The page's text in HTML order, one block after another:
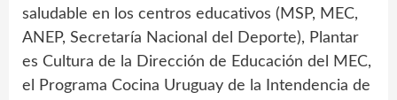
saludable en los centros educativos (MSP, MEC,
ANEP, Secretaría Nacional del Deporte), Plantar
es Cultura de la Dirección de Educación del MEC,
el Programa Cocina Uruguay de la Intendencia de